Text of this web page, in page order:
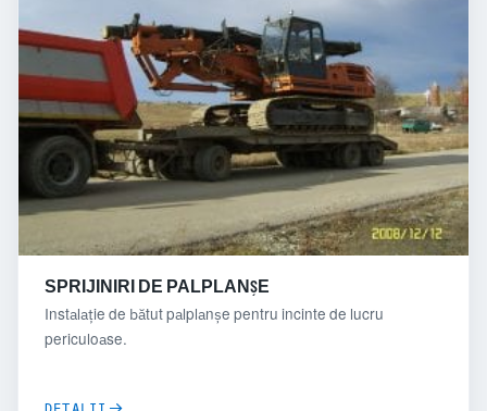
SPRIJINIRI DE PALPLANȘE
Instalație de bătut palplanșe pentru incinte de lucru
periculoase.